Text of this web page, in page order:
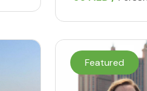
Featured